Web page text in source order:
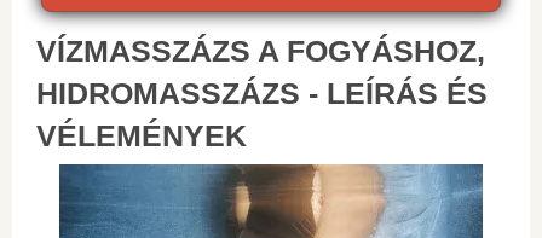
VÍZMASSZÁZS A FOGYÁSHOZ,
HIDROMASSZÁZS - LEÍRÁS ÉS
VÉLEMÉNYEK